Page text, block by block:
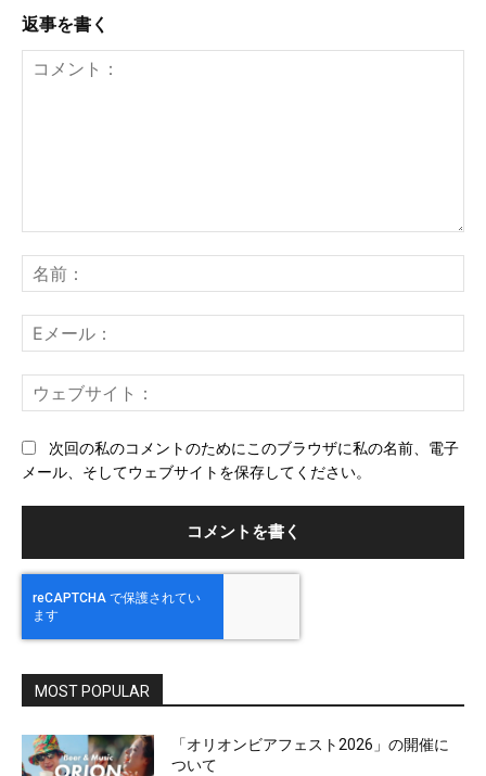
返事を書く
ン
ト：
前
メ
ー
ェ
次回の私のコメントのためにこのブラウザに私の名前、電子
メール、そしてウェブサイトを保存してください。
MOST POPULAR
「オリオンビアフェスト2026」の開催に
ついて